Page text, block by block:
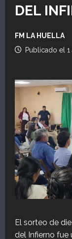
DEL
FM LA HUELLA
Publicado el 1
El sorteo de
del Infierno